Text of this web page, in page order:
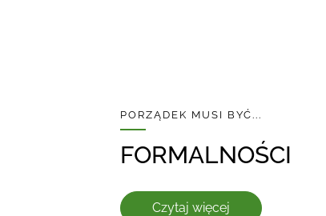
PORZĄDEK MUSI BYĆ...
FORMALNOŚCI
Czytaj więcej